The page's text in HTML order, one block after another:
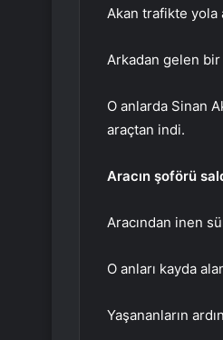
Akan trafikte yola
Arkadan gelen bir
O anlarda Sinan
araçtan indi.
Aracın şoförü
Aracından inen
O anları kayda
Yaşananların